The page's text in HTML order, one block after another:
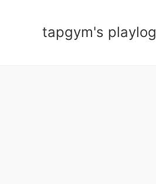
tapgym's playlog